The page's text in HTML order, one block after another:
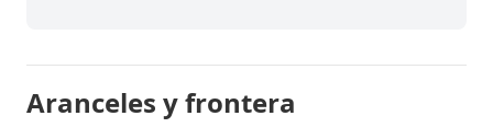
Aranceles y frontera